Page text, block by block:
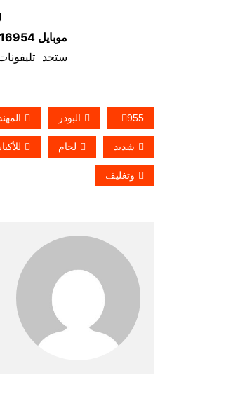
موبايل 01211116954 – 01211116955 – 01211116956–01211116958
ستجد
955 البودر
شديد لحام
وتغليف